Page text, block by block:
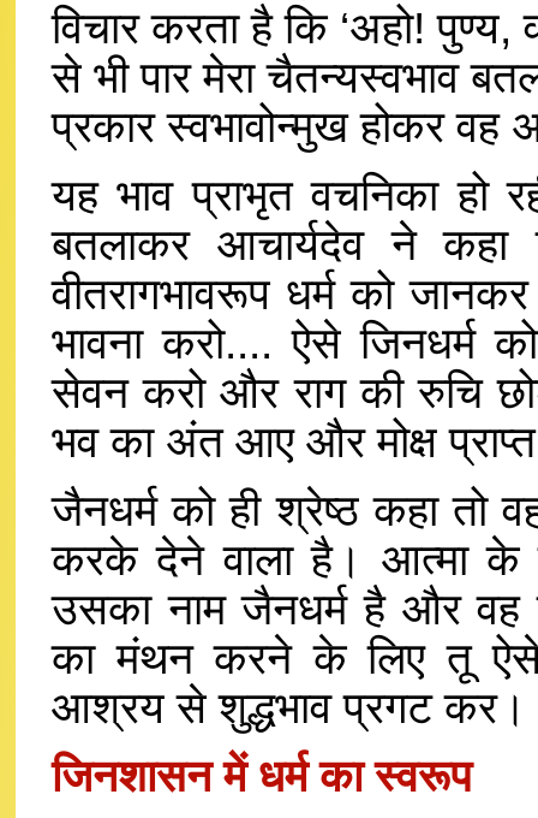
विचार करता है कि ‘अहो!
से भी पार मेरा चैतन्यस्वभाव
प्रकार स्वभावोन्मुख होकर वह
यह भाव प्राभृत वचनिका हो
बतलाकर आचार्यदेव ने
वीतरागभावरूप धर्म को
भावना करो.... ऐसे जिनधर्म
सेवन करो और राग की रुचि
भव का अंत आए और मोक्ष
जैनधर्म को ही श्रेष्ठ कहा तो
करके देने वाला है। आत्मा के
उसका नाम जैनधर्म है और वह
का मंथन करने के लिए तू
आश्रय से शुद्धभाव प्रगट कर।
जिनशासन में धर्म का स्वरूप